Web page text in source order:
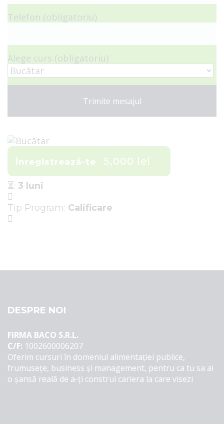
Telefon (obligatoriu)
Alege curs (obligatoriu)
Înregistrează-te 5,000 lei
⏳: 3 luni
Tip Program: Calificare
DESPRE NOI
FIRMA BACO S.R.L.
C/F: 1002600006207
Oferim cursuri în domeniul alimentației publice,
frumusețe, business și management, pentru ca tu sa ai
o șansă reală de a-ți construi cariera la care visezi